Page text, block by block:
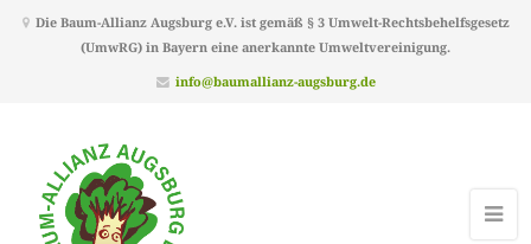
Die Baum-Allianz Augsburg e.V. ist gemäß § 3 Umwelt-Rechtsbehelfsgesetz
(UmwRG) in Bayern eine anerkannte Umweltvereinigung.
info@baumallianz-augsburg.de